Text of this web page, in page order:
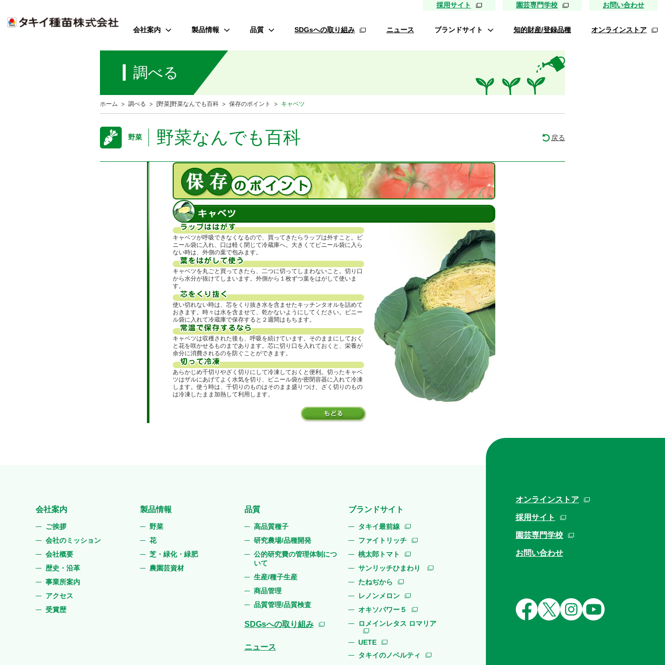
採用サイト 園芸専門学校 お問い合わせ
会社案内
会社のミッション
事業所案内
製品情報
花
芝・緑化・緑肥
品質
商品管理
SDGsへの取り組み ニュース ブランドサイト
オキソパワー５
ロメインレタス ロマリア
UETE
タキイのノベルティ
知的財産/登録品種 オンラインストア
調べる
ホーム 調べる [野菜]野菜なんでも百科 保存のポイント キャベツ
野菜 野菜なんでも百科 戻る
キャベツが呼吸できなくなるので、買ってきたらラップは外すこと。ビ
ニール袋に入れ、口は軽く閉じて冷蔵庫へ。大きくてビニール袋に入ら
ない時は、外側の葉で包みます。
キャベツを丸ごと買ってきたら、二つに切ってしまわないこと。切り口
から水分が抜けてしまいます。外側から１枚ずつ葉をはがして使いま
す。
使い切れない時は、芯をくり抜き水を含ませたキッチンタオルを詰めて
おきます。時々は水を含ませて、乾かないようにしてください。ビニー
ル袋に入れて冷蔵庫で保存すると２週間はもちます。
キャベツは収穫された後も、呼吸を続けています。そのままにしておく
と花を咲かせるものまであります。芯に切り口を入れておくと、栄養が
余分に消費されるのを防ぐことができます。
あらかじめ千切りやざく切りにして冷凍しておくと便利。切ったキャベ
ツはザルにあげてよく水気を切り、ビニール袋か密閉容器に入れて冷凍
します。使う時は、千切りのものはそのまま盛りつけ、ざく切りのもの
は冷凍したまま加熱して利用します。
会社案内
ご挨拶
会社のミッション
会社概要
歴史・沿革
事業所案内
アクセス
受賞歴
製品情報
野菜
花
芝・緑化・緑肥
農園芸資材
品質
高品質種子
研究農場/品種開発
公的研究費の管理体制につ
いて
生産/種子生産
商品管理
品質管理/品質検査
SDGsへの取り組み
ニュース
ブランドサイト
タキイ最前線
ファイトリッチ
桃太郎トマト
サンリッチひまわり
たねぢから
レノンメロン
オキソパワー５
ロメインレタス ロマリア
UETE
タキイのノベルティ
オンラインストア
採用サイト
園芸専門学校
お問い合わせ